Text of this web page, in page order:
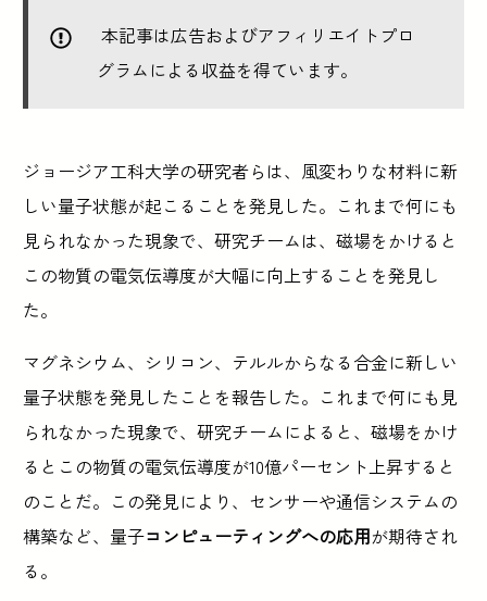
本記事は広告およびアフィリエイトプロ
グラムによる収益を得ています。
ジョージア工科大学の研究者らは、風変わりな材料に新
しい量子状態が起こることを発見した。これまで何にも
見られなかった現象で、研究チームは、磁場をかけると
この物質の電気伝導度が大幅に向上することを発見し
た。
マグネシウム、シリコン、テルルからなる合金に新しい
量子状態を発見したことを報告した。これまで何にも見
られなかった現象で、研究チームによると、磁場をかけ
るとこの物質の電気伝導度が10億パーセント上昇すると
のことだ。この発見により、センサーや通信システムの
構築など、量子コンピューティングへの応用が期待され
る。